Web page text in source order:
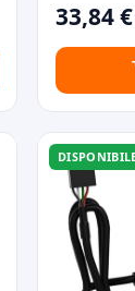
33,84 €